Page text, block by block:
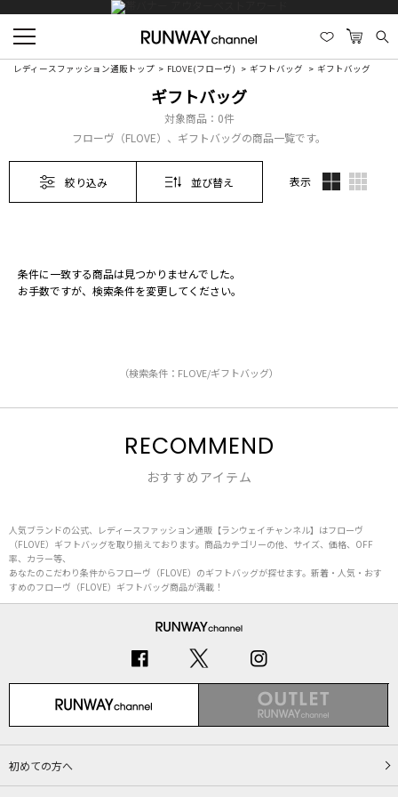
レディースファッション通販トップ FLOVE(フローヴ) ギフトバッグ ギフトバッグ
ギフトバッグ
対象商品： 0件
フローヴ（FLOVE）、ギフトバッグの商品一覧です。
絞り込み 並び替え 表示
条件に一致する商品は見つかりませんでした。
お手数ですが、検索条件を変更してください。
（検索条件：FLOVE/ギフトバッグ）
RECOMMEND
おすすめアイテム
人気ブランドの公式、レディースファッション通販【ランウェイチャンネル】はフローヴ
（FLOVE）ギフトバッグを取り揃えております。商品カテゴリーの他、サイズ、価格、OFF
率、カラー等、
あなたのこだわり条件からフローヴ（FLOVE）のギフトバッグが探せます。新着・人気・おす
すめのフローヴ（FLOVE）ギフトバッグ商品が満載！
初めての方へ